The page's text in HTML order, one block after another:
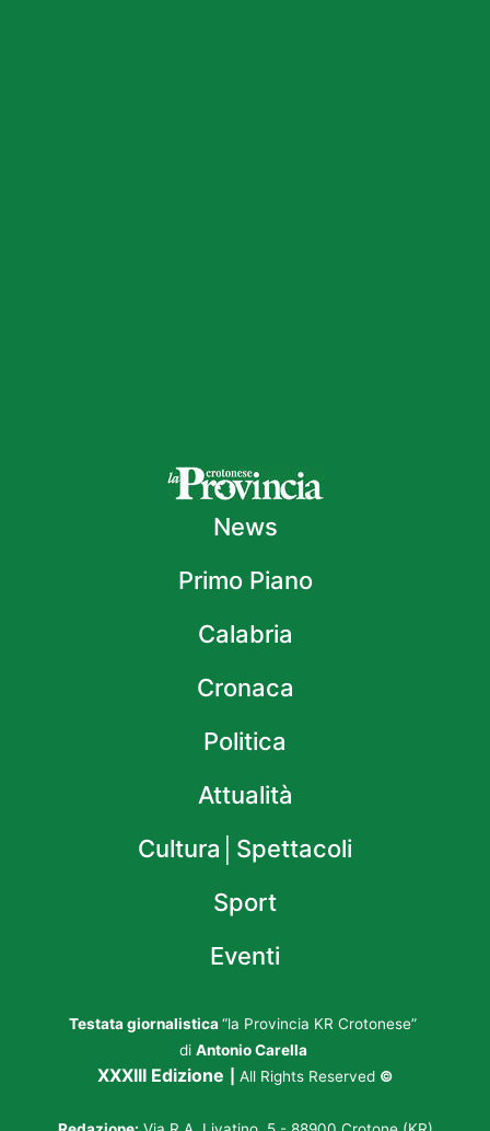
News
Primo Piano
Calabria
Cronaca
Politica
Attualità
Cultura│Spettacoli
Sport
Eventi
Testata giornalistica “la Provincia KR Crotonese”
di Antonio Carella
XXXIII Edizione All Rights Reserved ©